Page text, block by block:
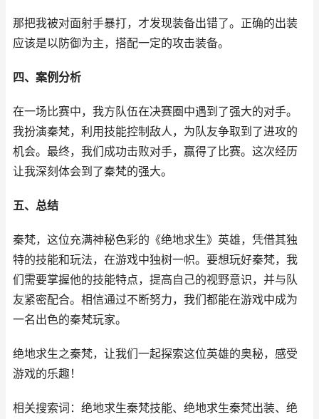
那把我被对面射手暴打，才发现装备出错了。正确的出装
应该是以防御为主，搭配一定的攻击装备。
四、案例分析
在一场比赛中，我方队伍在决赛圈中遇到了强大的对手。
我扮演秦梵，利用技能控制敌人，为队友争取到了进攻的
机会。最终，我们成功击败对手，赢得了比赛。这次经历
让我深刻体会到了秦梵的强大。
五、总结
秦梵，这位充满神秘色彩的《绝地求生》英雄，凭借其独
特的技能和玩法，在游戏中独树一帜。要想玩好秦梵，我
们需要掌握他的技能特点，提高自己的视野意识，并与队
友紧密配合。相信通过不断努力，我们都能在游戏中成为
一名出色的秦梵玩家。
绝地求生之秦梵，让我们一起探索这位英雄的奥秘，感受
游戏的乐趣！
相关搜索词：绝地求生秦梵技能、绝地求生秦梵出装、绝